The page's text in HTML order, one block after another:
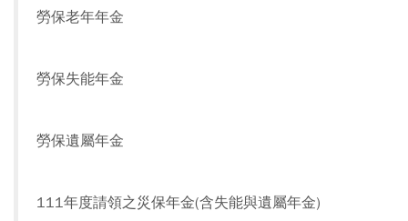
勞保老年年金
勞保失能年金
勞保遺屬年金
111年度請領之災保年金(含失能與遺屬年金)